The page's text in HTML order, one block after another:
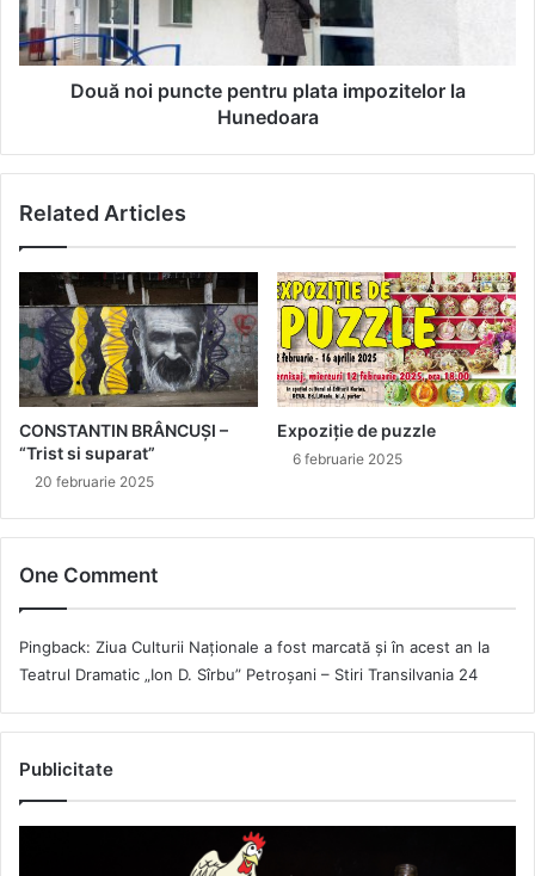
la
Hunedoara
Două noi puncte pentru plata impozitelor la
Hunedoara
Related Articles
CONSTANTIN BRÂNCUȘI –
“Trist si suparat”
20 februarie 2025
Expoziție de puzzle
6 februarie 2025
One Comment
Pingback: Ziua Culturii Naţionale a fost marcată și în acest an la
Teatrul Dramatic „Ion D. Sîrbu” Petroșani – Stiri Transilvania 24
Publicitate